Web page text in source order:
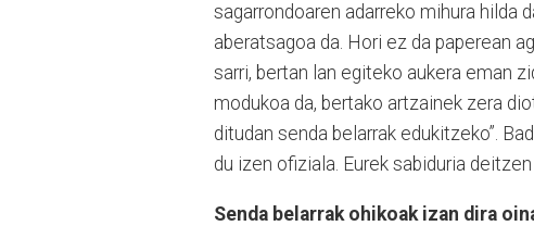
sagarrondoaren adarreko mihura hilda
aberatsagoa da. Hori ez da paperean
sarri, bertan lan egiteko aukera eman
modukoa da, bertako artzainek zera
ditudan senda belarrak edukitzeko”.
du izen ofiziala. Eurek sabiduria
Senda belarrak ohikoak izan dira